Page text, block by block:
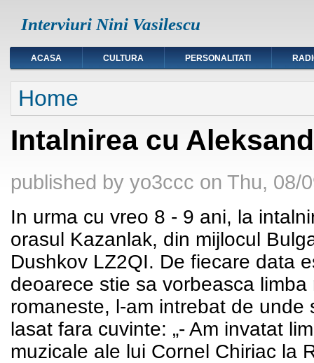
Interviuri Nini Vasilescu
ACASA CULTURA PERSONALITATI
You are here
Home
Intalnirea cu
published by yo3ccc on Thu, 08/
In urma cu vreo 8 - 9 ani, la
orasul Kazanlak, din mijlocul
Dushkov LZ2QI. De fiecare data
deoarece stie sa vorbeasca
romaneste, l-am intrebat de
lasat fara cuvinte: „- Am invatat
muzicale ale lui Cornel Chiriac la